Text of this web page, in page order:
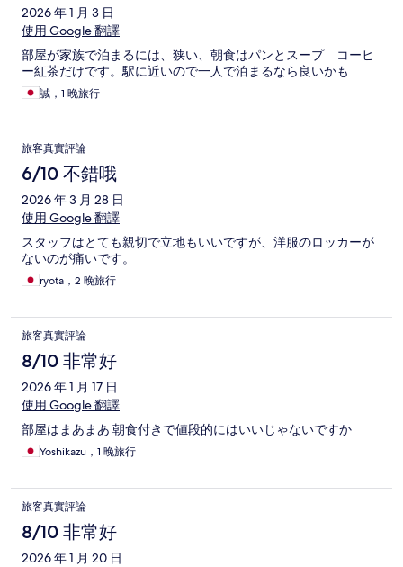
2026 年 1 月 3 日
使用 Google 翻譯
部屋が家族で泊まるには、狭い、朝食はパンとスープ コーヒ
ー紅茶だけです。駅に近いので一人で泊まるなら良いかも
誠，1 晚旅行
旅客真實評論
6/10 不錯哦
2026 年 3 月 28 日
使用 Google 翻譯
スタッフはとても親切で立地もいいですが、洋服のロッカーが
ないのが痛いです。
ryota，2 晚旅行
旅客真實評論
8/10 非常好
2026 年 1 月 17 日
使用 Google 翻譯
部屋はまあまあ 朝食付きで値段的にはいいじゃないですか
Yoshikazu，1 晚旅行
旅客真實評論
8/10 非常好
2026 年 1 月 20 日